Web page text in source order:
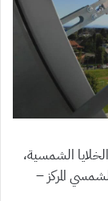
الشمسية،
المركز –